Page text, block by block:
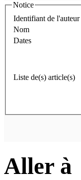
Notice
Identifiant de l'auteur
Nom
Dates
Liste de(s) article(s)
Aller à